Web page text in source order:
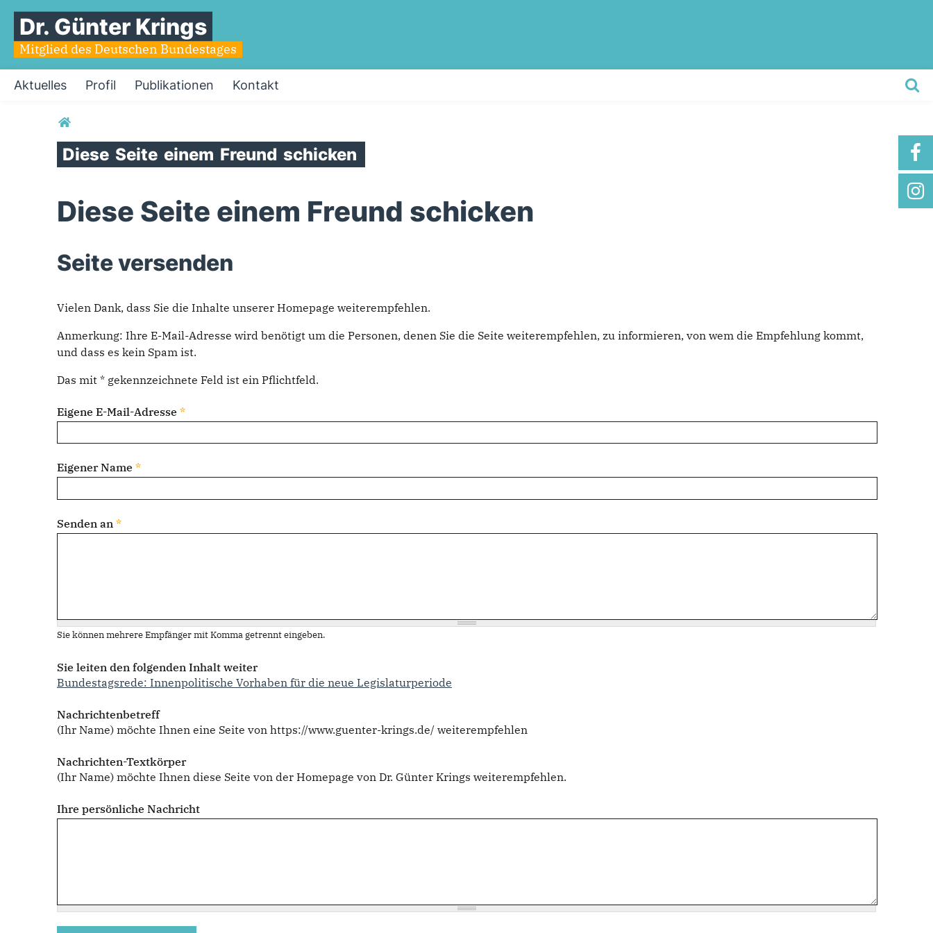
Dr. Günter Krings
Mitglied des Deutschen Bundestages
Aktuelles Profil Publikationen Kontakt
Sie sind hier
Diese Seite einem Freund schicken
Diese Seite einem Freund schicken
Seite versenden
Vielen Dank, dass Sie die Inhalte unserer Homepage weiterempfehlen.
Anmerkung: Ihre E-Mail-Adresse wird benötigt um die Personen, denen Sie die Seite weiterempfehlen, zu informieren, von wem die Empfehlung kommt,
und dass es kein Spam ist.
Das mit * gekennzeichnete Feld ist ein Pflichtfeld.
Eigene E-Mail-Adresse *
Eigener Name *
Senden an *
Sie können mehrere Empfänger mit Komma getrennt eingeben.
Sie leiten den folgenden Inhalt weiter
Bundestagsrede: Innenpolitische Vorhaben für die neue Legislaturperiode
Nachrichtenbetreff
(Ihr Name) möchte Ihnen eine Seite von https://www.guenter-krings.de/ weiterempfehlen
Nachrichten-Textkörper
(Ihr Name) möchte Ihnen diese Seite von der Homepage von Dr. Günter Krings weiterempfehlen.
Ihre persönliche Nachricht